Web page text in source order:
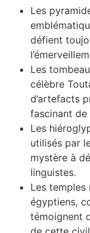
Les
défient
Les
célèbre
d’artefacts
fascinant de
Les
utilisés par
mystère à
linguistes.
Les temples
égyptiens,
témoignent